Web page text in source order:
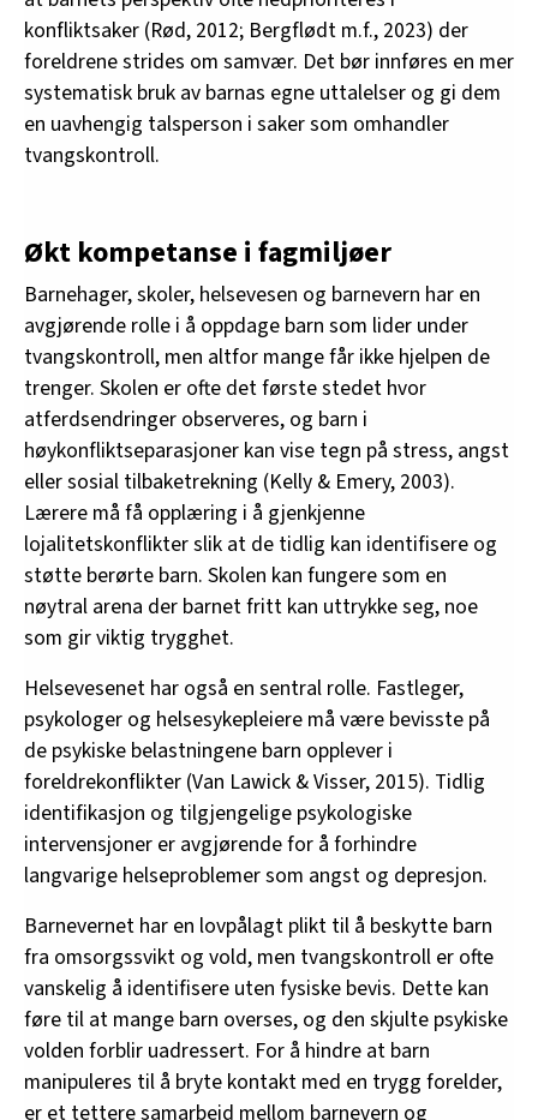
konfliktsaker (Rød, 2012; Bergflødt m.f., 2023) der
foreldrene strides om samvær. Det bør innføres en mer
systematisk bruk av barnas egne uttalelser og gi dem
en uavhengig talsperson i saker som omhandler
tvangskontroll.
Økt kompetanse i fagmiljøer
Barnehager, skoler, helsevesen og barnevern har en
avgjørende rolle i å oppdage barn som lider under
tvangskontroll, men altfor mange får ikke hjelpen de
trenger. Skolen er ofte det første stedet hvor
atferdsendringer observeres, og barn i
høykonfliktseparasjoner kan vise tegn på stress, angst
eller sosial tilbaketrekning (Kelly & Emery, 2003).
Lærere må få opplæring i å gjenkjenne
lojalitetskonflikter slik at de tidlig kan identifisere og
støtte berørte barn. Skolen kan fungere som en
nøytral arena der barnet fritt kan uttrykke seg, noe
som gir viktig trygghet.
Helsevesenet har også en sentral rolle. Fastleger,
psykologer og helsesykepleiere må være bevisste på
de psykiske belastningene barn opplever i
foreldrekonflikter (Van Lawick & Visser, 2015). Tidlig
identifikasjon og tilgjengelige psykologiske
intervensjoner er avgjørende for å forhindre
langvarige helseproblemer som angst og depresjon.
Barnevernet har en lovpålagt plikt til å beskytte barn
fra omsorgssvikt og vold, men tvangskontroll er ofte
vanskelig å identifisere uten fysiske bevis. Dette kan
føre til at mange barn overses, og den skjulte psykiske
volden forblir uadressert. For å hindre at barn
manipuleres til å bryte kontakt med en trygg forelder,
er et tettere samarbeid mellom barnevern og